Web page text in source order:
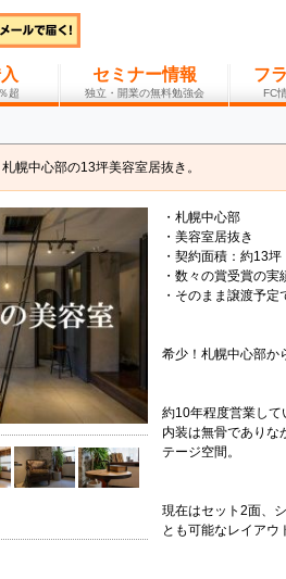
超
セミナー情報
独立・開業の無料勉強会
フ
FC
幌中心部の13坪美容室居抜き。
・札幌中心部
・美容室居抜き
・契約面積：約13坪
・数々の賞受賞の実
・そのまま譲渡予定
希少！札幌中心部か
約10年程度営業して
内装は無骨でありな
テージ空間。
現在はセット2面、
とも可能なレイアウ